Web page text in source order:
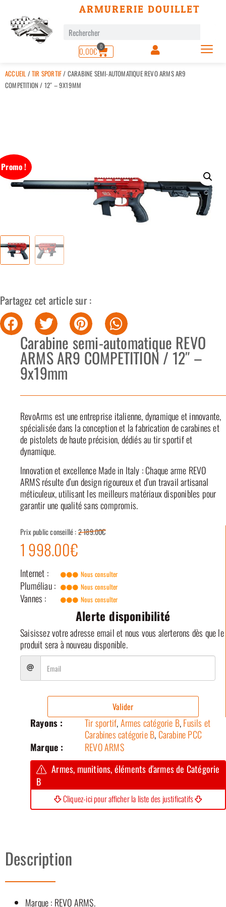
ARMURERIE DOUILLET
0,00€ 0
ACCUEIL /TIR SPORTIF/ CARABINE SEMI-AUTOMATIQUE REVO ARMS AR9
COMPETITION / 12″ – 9X19MM
Promo !
Partagez cet article sur :
Carabine semi-automatique REVO
ARMS AR9 COMPETITION / 12″ –
9x19mm
RevoArms est une entreprise italienne, dynamique et innovante,
spécialisée dans la conception et la fabrication de carabines et
de pistolets de haute précision, dédiés au tir sportif et
dynamique.
Innovation et excellence Made in Italy : Chaque arme REVO
ARMS résulte d’un design rigoureux et d’un travail artisanal
méticuleux, utilisant les meilleurs matériaux disponibles pour
garantir une qualité sans compromis.
Prix public conseillé :2 189.00€
1 998.00€
Internet : Nous consulter
Pluméliau : Nous consulter
Vannes : Nous consulter
Alerte disponibilité
Saisissez votre adresse email et nous vous alerterons dès que le
produit sera à nouveau disponible.
Valider
Rayons : Tir sportif,Armes catégorie B,Fusils et
Carabines catégorie B, Carabine PCC
Marque :
REVO ARMS
Armes, munitions, éléments d'armes de Catégorie
B
Cliquez-ici pour afficher la liste des justificatifs
Description
Marque : REVO ARMS.